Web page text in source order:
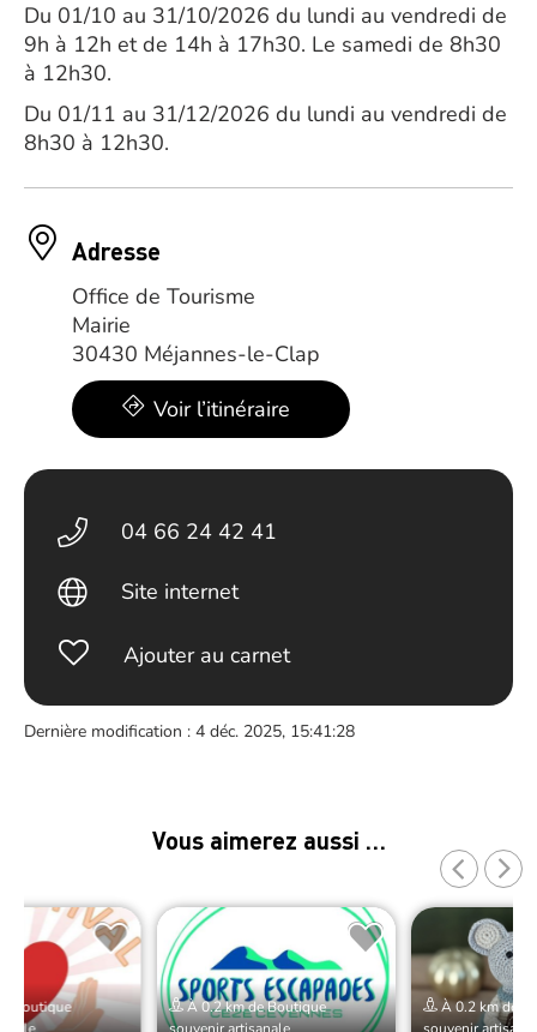
Du 01/10 au 31/10/2026 du lundi au vendredi de
9h à 12h et de 14h à 17h30. Le samedi de 8h30
à 12h30.
Du 01/11 au 31/12/2026 du lundi au vendredi de
8h30 à 12h30.
Adresse
Office de Tourisme
Mairie
30430 Méjannes-le-Clap
Voir l’itinéraire
04 66 24 42 41
Site internet
Ajouter au carnet
Dernière modification : 4 déc. 2025, 15:41:28
Vous aimerez aussi …
Boutique
À 0.2 km de Boutique
À 0.2 km de